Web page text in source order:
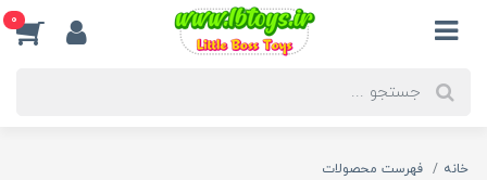
0
خانه
فهرست محصولات